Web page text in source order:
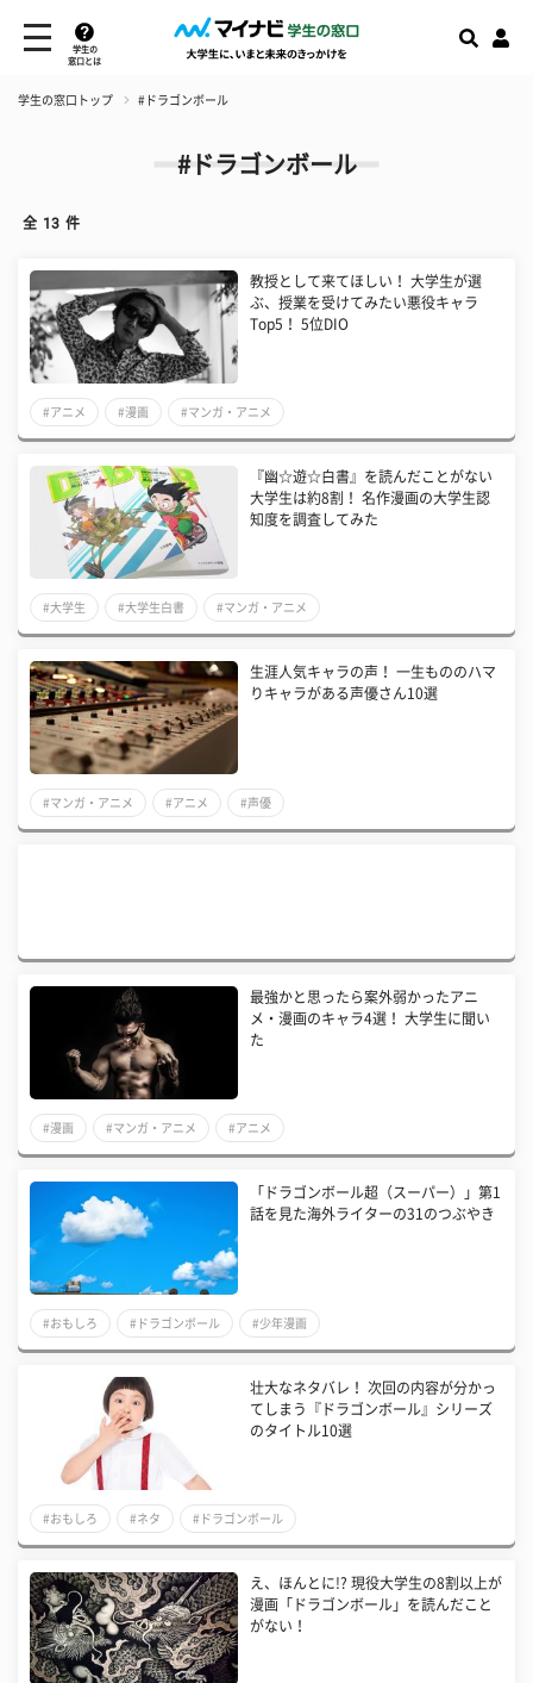
学生の
窓口とは
学生の窓口トップ #ドラゴンボール
#ドラゴンボール
全 13 件
教授として来てほしい！ 大学生が選
ぶ、授業を受けてみたい悪役キャラ
Top5！ 5位DIO
#アニメ #漫画 #マンガ・アニメ
『幽☆遊☆白書』を読んだことがない
大学生は約8割！ 名作漫画の大学生認
知度を調査してみた
#大学生 #大学生白書 #マンガ・アニメ
生涯人気キャラの声！ 一生もののハマ
りキャラがある声優さん10選
#マンガ・アニメ #アニメ #声優
最強かと思ったら案外弱かったアニ
メ・漫画のキャラ4選！ 大学生に聞い
た
#漫画 #マンガ・アニメ #アニメ
「ドラゴンボール超（スーパー）」第1
話を見た海外ライターの31のつぶやき
#おもしろ #ドラゴンボール #少年漫画
壮大なネタバレ！ 次回の内容が分かっ
てしまう『ドラゴンボール』シリーズ
のタイトル10選
#おもしろ #ネタ #ドラゴンボール
え、ほんとに!? 現役大学生の8割以上が
漫画「ドラゴンボール」を読んだこと
がない！